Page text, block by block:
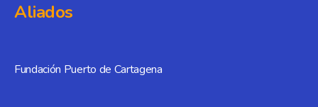
Aliados
Fundación Puerto de Cartagena